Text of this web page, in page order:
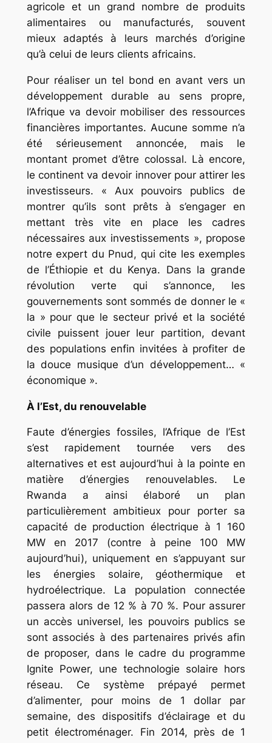
agricole et un grand nombre de produits
alimentaires ou manufacturés, souvent
mieux adaptés à leurs marchés d’origine
qu’à celui de leurs clients africains.
Pour réaliser un tel bond en avant vers un
développement durable au sens propre,
l’Afrique va devoir mobiliser des ressources
financières importantes. Aucune somme n’a
été sérieusement annoncée, mais le
montant promet d’être colossal. Là encore,
le continent va devoir innover pour attirer les
investisseurs. « Aux pouvoirs publics de
montrer qu’ils sont prêts à s’engager en
mettant très vite en place les cadres
nécessaires aux investissements », propose
notre expert du Pnud, qui cite les exemples
de l’Éthiopie et du Kenya. Dans la grande
révolution verte qui s’annonce, les
gouvernements sont sommés de donner le «
la » pour que le secteur privé et la société
civile puissent jouer leur partition, devant
des populations enfin invitées à profiter de
la douce musique d’un développement… «
économique ».
À l’Est, du renouvelable
Faute d’énergies fossiles, l’Afrique de l’Est
s’est rapidement tournée vers des
alternatives et est aujourd’hui à la pointe en
matière d’énergies renouvelables. Le
Rwanda a ainsi élaboré un plan
particulièrement ambitieux pour porter sa
capacité de production électrique à 1 160
MW en 2017 (contre à peine 100 MW
aujourd’hui), uniquement en s’appuyant sur
les énergies solaire, géothermique et
hydroélectrique. La population connectée
passera alors de 12 % à 70 %. Pour assurer
un accès universel, les pouvoirs publics se
sont associés à des partenaires privés afin
de proposer, dans le cadre du programme
Ignite Power, une technologie solaire hors
réseau. Ce système prépayé permet
d’alimenter, pour moins de 1 dollar par
semaine, des dispositifs d’éclairage et du
petit électroménager. Fin 2014, près de 1